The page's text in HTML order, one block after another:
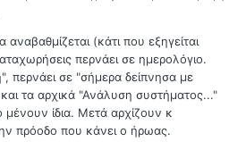
(κάτι που εξηγείται
περνάει σε ημερολόγιο.
περνάει σε "σήμερα δείπνησα με
τα αρχικά "Ανάλυση συστήματος..."
ίδια. Μετά αρχίζουν κ
πρόοδο που κάνει ο ήρωας.